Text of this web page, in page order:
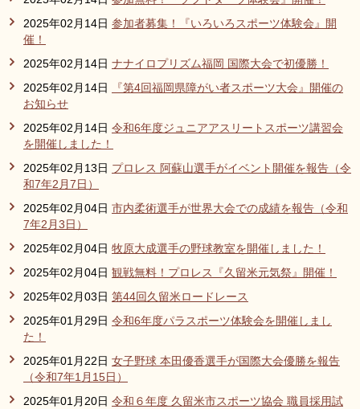
2025年02月14日 参加者募集！『いろいろスポーツ体験会』開
催！
2025年02月14日 ナナイロプリズム福岡 国際大会で初優勝！
2025年02月14日
『第4回福岡県障がい者スポーツ大会』開催の
お知らせ
2025年02月14日 令和6年度ジュニアアスリートスポーツ講習会
を開催しました！
2025年02月13日 プロレス 阿蘇山選手がイベント開催を報告（令
和7年2月7日）
2025年02月04日 市内柔術選手が世界大会での成績を報告（令和
7年2月3日）
2025年02月04日 牧原大成選手の野球教室を開催しました！
2025年02月04日 観戦無料！プロレス『久留米元気祭』開催！
2025年02月03日 第44回久留米ロードレース
2025年01月29日 令和6年度パラスポーツ体験会を開催しまし
た！
2025年01月22日 女子野球 本田優香選手が国際大会優勝を報告
（令和7年1月15日）
2025年01月20日 令和６年度 久留米市スポーツ協会 職員採用試